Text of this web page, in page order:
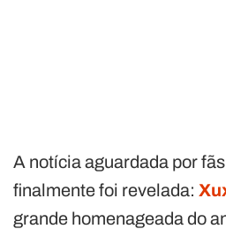
A notícia aguardada por
finalmente foi revelada:
grande homenageada do